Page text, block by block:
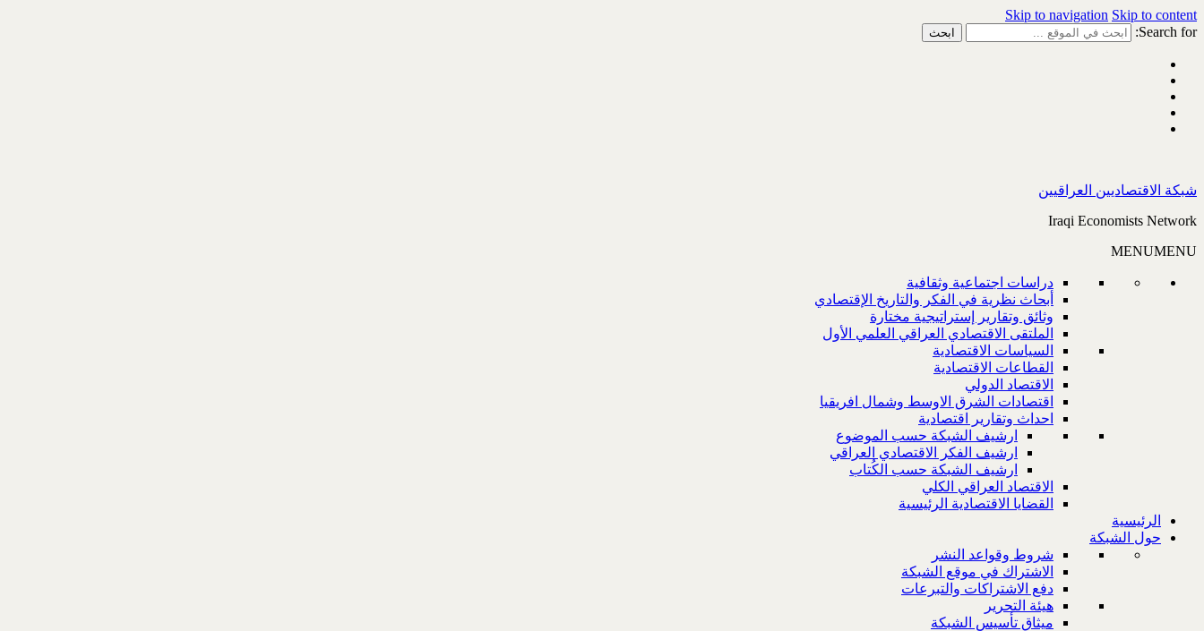
Skip to navigation Skip to content
Search for:
شبكة الاقتصاديين العراقيين
Iraqi Economists Network
MENUMENU
دراسات اجتماعية وثقافية
أبحاث نظرية في الفكر والتاريخ الإقتصادي
وثائق وتقارير إستراتيجية مختارة
الملتقى الاقتصادي العراقي العلمي الأول
السياسات الاقتصادية
القطاعات الاقتصادية
الاقتصاد الدولي
اقتصادات الشرق الاوسط وشمال افريقيا
احداث وتقارير اقتصادية
ارشيف الشبكة حسب الموضوع
ارشيف الفكر الاقتصادي العراقي
ارشيف الشبكة حسب الكُتاب
الاقتصاد العراقي الكلي
القضايا الاقتصادية الرئيسية
الرئيسية
حول الشبكة
شروط وقواعد النشر
الاشتراك في موقع الشبكة
دفع الاشتراكات والتبرعات
هيئة التحرير
ميثاق تأسيس الشبكة